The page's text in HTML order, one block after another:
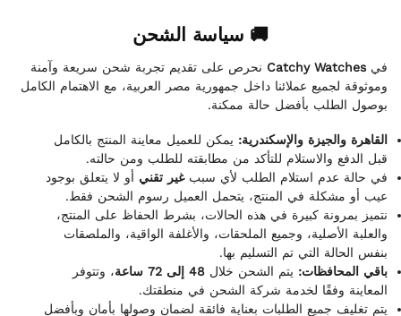
🚚 سياسة الشحن
فيCatchy Watches نحرص على تقديم تجربة شحن سريعة وآمنة
وموثوقة لجميع عملائنا داخل جمهورية مصر العربية، مع الاهتمام الكامل
بوصول الطلب بأفضل حالة ممكنة.
القاهرة والجيزة والإسكندرية: يمكن للعميل معاينة المنتج بالكامل
قبل الدفع والاستلام للتأكد من مطابقته للطلب ومن حالته.
في حالة عدم استلام الطلب لأي سببغير تقني أو لا يتعلق بوجود
عيب أو مشكلة في المنتج، يتحمل العميل رسوم الشحن فقط.
نتميز بمرونة كبيرة في هذه الحالات، بشرط الحفاظ على المنتج،
والعلبة الأصلية، وجميع الملحقات، والأغلفة الواقية، والملصقات
بنفس الحالة التي تم التسليم بها.
باقي المحافظات: يتم الشحن خلال 48 إلى 72 ساعة
، وتتوفر
المعاينة وفقًا لخدمة شركة الشحن في منطقتك.
يتم تغليف جميع الطلبات بعناية فائقة لضمان وصولها بأمان وبأفضل